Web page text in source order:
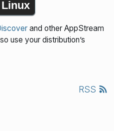
Linux
and other AppStream
use your distribution’s
RSS